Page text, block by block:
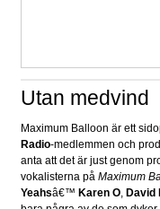
Utan medvind
Maximum Balloon är ett
Radio-medlemmen och
anta att det är just genom
vokalisterna på Maximum
Yeahsâ€™ Karen O, David